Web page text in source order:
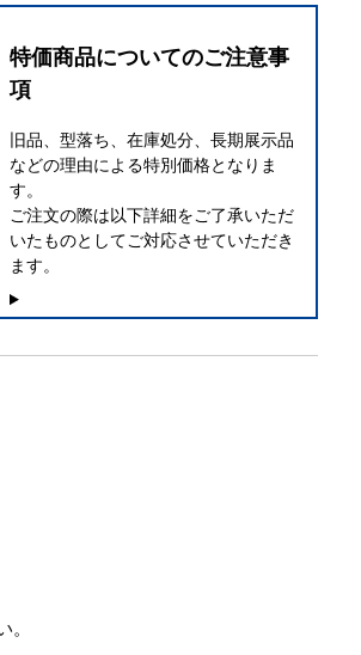
特価商品についてのご注意事
項
旧品、型落ち、在庫処分、長期展示品
などの理由による特別価格となりま
す。
ご注文の際は以下詳細をご了承いただ
いたものとしてご対応させていただき
ます。